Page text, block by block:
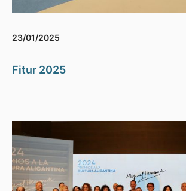
23/01/2025
Fitur 2025